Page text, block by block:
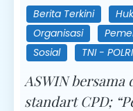
Berita Terkini
Organisasi
Sosial
TNI - POLRI
ASWIN
standart CPD;